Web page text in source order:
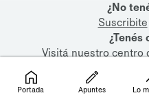
¿No
Suscribite
¿Tenés
Visitá nuestrocentro
Portada Apuntes Lo